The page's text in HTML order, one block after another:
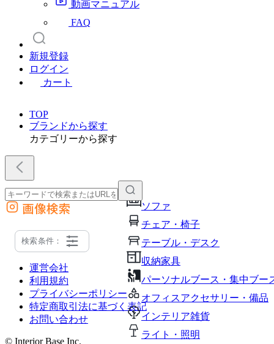
動画マニュアル
FAQ
新規登録
ログイン
カート
TOP
ブランドから探す
カテゴリーから探す
ソファ
チェア・椅子
テーブル・デスク
収納家具
パーソナルブース・集中ブー
オフィスアクセサリー・備品
インテリア雑貨
ライト・照明
外部サイトの商品をカートに追加
他のサイトで見つけた商品ページのURLを貼り付けて、カートに追加できます
画像検索
検索条件：
運営会社
利用規約
プライバシーポリシー
特定商取引法に基づく表記
お問い合わせ
© Interior Base Inc.